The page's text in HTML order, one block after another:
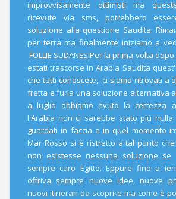
improvvisamente ottimisti ma
ricevute via sms, potrebbero
soluzione alla questione Saudita.
per terra ma finalmente iniziamo a
FOLLIE SUDANESIPer la prima volta
estati trascorse in Arabia Saudita
che tutti conoscete, ci siamo ritrovati a
fretta e furia una soluzione alternativa
a luglio abbiamo avuto la certezza
l'Arabia non ci sarebbe stato più
guardati in faccia e in quel momento
Mar Rosso si è ristretto a tal punto
non esistesse nessuna soluzione
sempre caro Egitto. Eppure fino a
offriva sempre nuove idee, nuove
nuovi itinerari da scoprire ma come è